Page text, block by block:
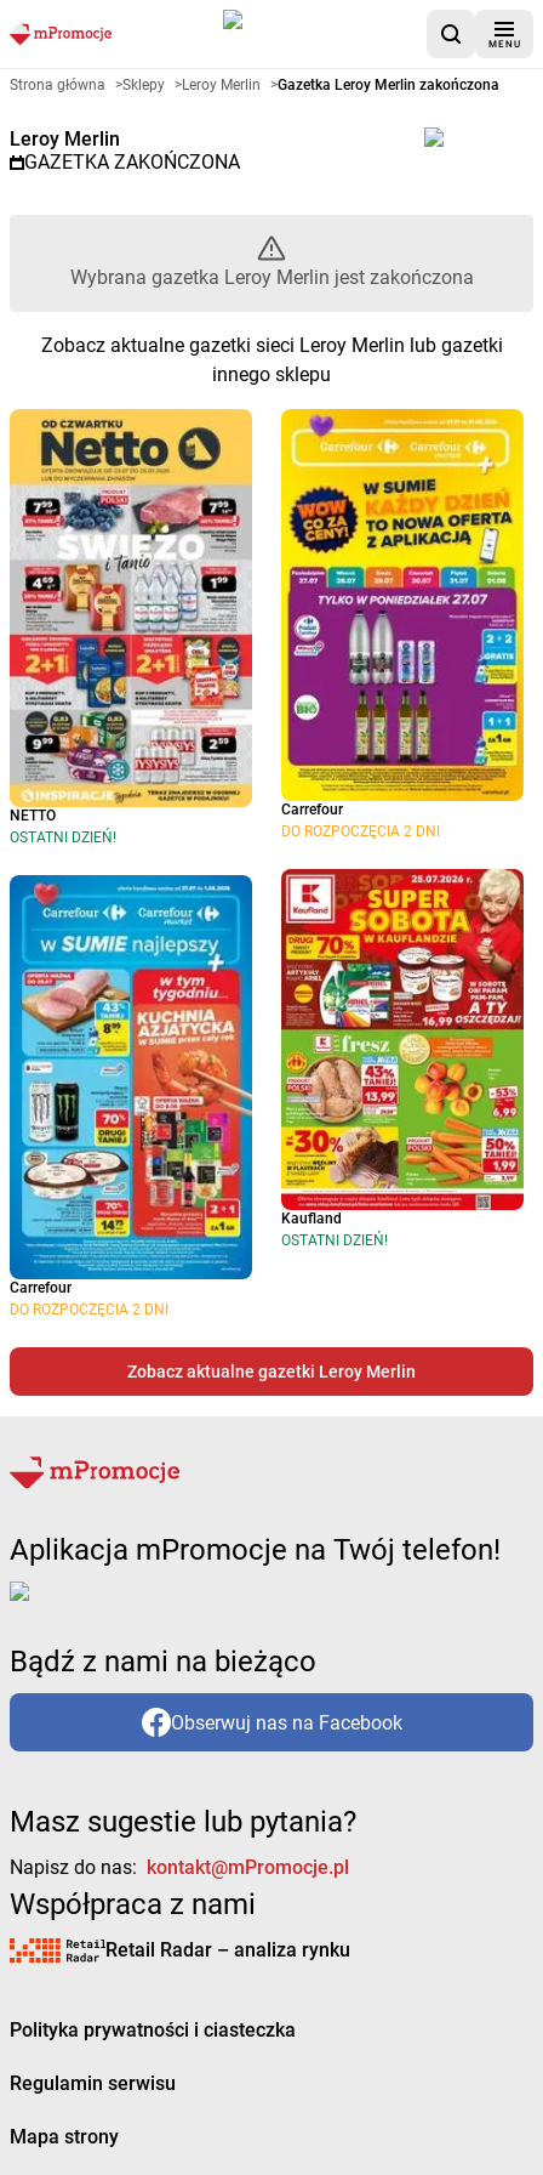
MENU
Gazetka promocyjna Leroy
Strona główna >Sklepy >Leroy Merlin >Gazetka Leroy Merlin zakończona
Leroy Merlin
GAZETKA ZAKOŃCZONA
Wybrana gazetka Leroy Merlin jest zakończona
Zobacz aktualne gazetki sieci Leroy Merlin lub gazetki
innego sklepu
NETTO
OSTATNI DZIEŃ!
Carrefour
DO ROZPOCZĘCIA 2 DNI
Carrefour
DO ROZPOCZĘCIA 2 DNI
Kaufland
OSTATNI DZIEŃ!
Zobacz aktualne gazetki Leroy Merlin
Aplikacja mPromocje na Twój telefon!
Bądź z nami na bieżąco
Obserwuj nas na Facebook
Masz sugestie lub pytania?
Napisz do nas: kontakt@mPromocje.pl
Współpraca z nami
Retail Radar – analiza rynku
Polityka prywatności i ciasteczka
Regulamin serwisu
Mapa strony